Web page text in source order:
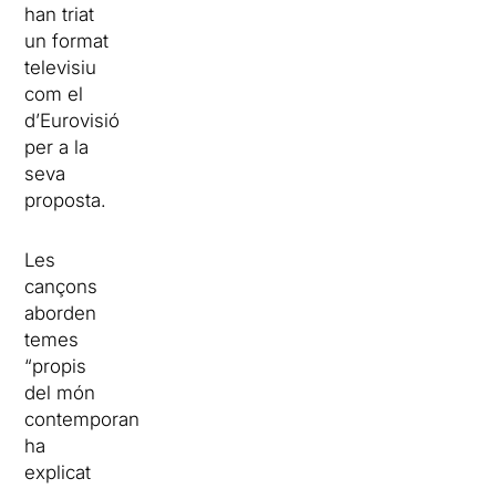
han triat
un format
televisiu
com el
d’Eurovisió
per a la
seva
proposta.
Les
cançons
aborden
temes
“propis
del món
contemporani”,
ha
explicat